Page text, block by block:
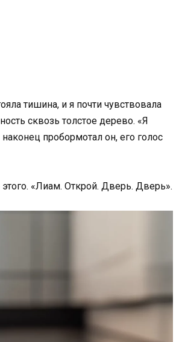
тишина, и я почти чувствовала
сквозь толстое дерево. «Я
наконец пробормотал он, его голос
«Лиам. Открой. Дверь. Дверь».